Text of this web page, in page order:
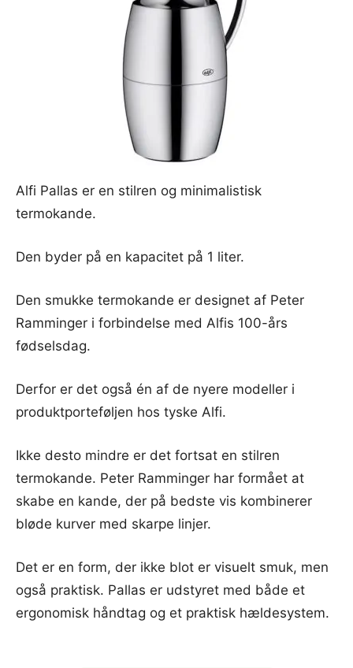
Alfi Pallas er en stilren og minimalistisk
termokande.
Den byder på en kapacitet på 1 liter.
Den smukke termokande er designet af Peter
Ramminger i forbindelse med Alfis 100-års
fødselsdag.
Derfor er det også én af de nyere modeller i
produktporteføljen hos tyske Alfi.
Ikke desto mindre er det fortsat en stilren
termokande. Peter Ramminger har formået at
skabe en kande, der på bedste vis kombinerer
bløde kurver med skarpe linjer.
Det er en form, der ikke blot er visuelt smuk, men
også praktisk. Pallas er udstyret med både et
ergonomisk håndtag og et praktisk hældesystem.